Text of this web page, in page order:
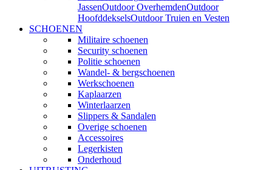
JassenOutdoor OverhemdenOutdoor
HoofddekselsOutdoor Truien en Vesten
SCHOENEN
Militaire schoenen
Security schoenen
Politie schoenen
Wandel- & bergschoenen
Werkschoenen
Kaplaarzen
Winterlaarzen
Slippers & Sandalen
Overige schoenen
Accessoires
Legerkisten
Onderhoud